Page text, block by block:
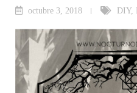
octubre 3, 2018 DIY,